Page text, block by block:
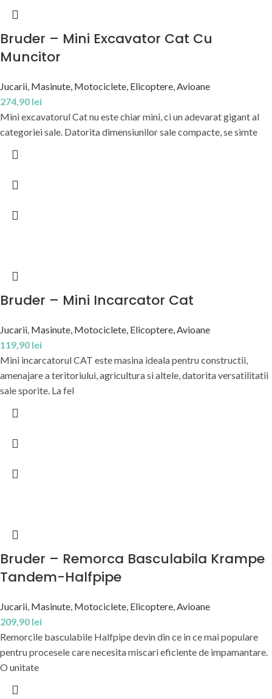
Bruder – Mini Excavator Cat Cu
Muncitor
Jucarii, Masinute, Motociclete, Elicoptere, Avioane
274,90 lei
Mini excavatorul Cat nu este chiar mini, ci un adevarat gigant al
categoriei sale. Datorita dimensiunilor sale compacte, se simte
Bruder – Mini Incarcator Cat
Jucarii, Masinute, Motociclete, Elicoptere, Avioane
119,90 lei
Mini incarcatorul CAT este masina ideala pentru constructii,
amenajare a teritoriului, agricultura si altele, datorita versatilitatii
sale sporite. La fel
Bruder – Remorca Basculabila Krampe
Tandem-Halfpipe
Jucarii, Masinute, Motociclete, Elicoptere, Avioane
209,90 lei
Remorcile basculabile Halfpipe devin din ce in ce mai populare
pentru procesele care necesita miscari eficiente de impamantare.
O unitate